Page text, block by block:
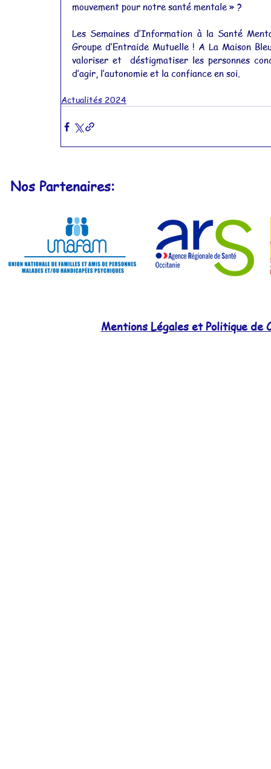
mouvement pour notre santé mentale » ?
Les Semaines d’Information à la Santé
Groupe d’Entraide Mutuelle ! A La Maison
valoriser et  déstigmatiser les personnes
d’agir, l’autonomie et la confiance en soi.
Actualités 2024
Nos Partenaires:
Mentions Légales et Politique de